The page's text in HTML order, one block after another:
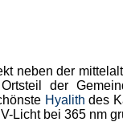
neben der
der
Hyalithdes
Licht bei 365 nm